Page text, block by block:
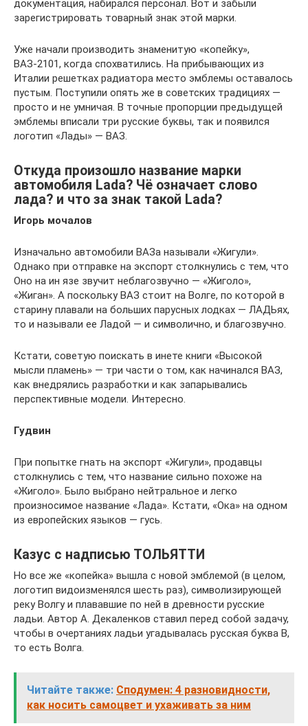
документация, набирался персонал. Вот и забыли
зарегистрировать товарный знак этой марки.
Уже начали производить знаменитую «копейку»,
ВАЗ-2101, когда спохватились. На прибывающих из
Италии решетках радиатора место эмблемы оставалось
пустым. Поступили опять же в советских традициях —
просто и не умничая. В точные пропорции предыдущей
эмблемы вписали три русские буквы, так и появился
логотип «Лады» — ВАЗ.
Откуда произошло название марки
автомобиля Lada? Чё означает слово
лада? и что за знак такой Lada?
Игорь мочалов
Изначально автомобили ВАЗа называли «Жигули».
Однако при отправке на экспорт столкнулись с тем, что
Оно на ин язе звучит неблагозвучно — «Жиголо»,
«Жиган». А поскольку ВАЗ стоит на Волге, по которой в
старину плавали на больших парусных лодках — ЛАДЬях,
то и называли ее Ладой — и символично, и благозвучно.
Кстати, советую поискать в инете книги «Высокой
мысли пламень» — три части о том, как начинался ВАЗ,
как внедрялись разработки и как запарывались
перспективные модели. Интересно.
Гудвин
При попытке гнать на экспорт «Жигули», продавцы
столкнулись с тем, что название сильно похоже на
«Жиголо». Было выбрано нейтральное и легко
произносимое название «Лада». Кстати, «Ока» на одном
из европейских языков — гусь.
Казус с надписью ТОЛЬЯТТИ
Но все же «копейка» вышла с новой эмблемой (в целом,
логотип видоизменялся шесть раз), символизирующей
реку Волгу и плававшие по ней в древности русские
ладьи. Автор А. Декаленков ставил перед собой задачу,
чтобы в очертаниях ладьи угадывалась русская буква В,
то есть Волга.
Читайте также: Сподумен: 4 разновидности,
как носить самоцвет и ухаживать за ним